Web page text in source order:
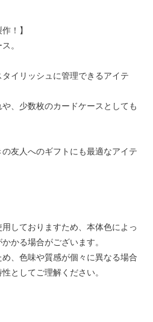
！】
。
イリッシュに管理できるアイテ
、少数枚のカードケースとしても
友人へのギフトにも最適なアイテ
しておりますため、本体色によっ
かる場合がございます。
、色味や質感が個々に異なる場合
としてご理解ください。